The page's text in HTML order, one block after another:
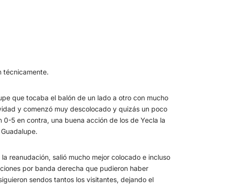
técnicamente.
que tocaba el balón de un lado a otro con mucho
y comenzó muy descolocado y quizás un poco
5 en contra, una buena acción de los de Yecla la
reanudación, salió mucho mejor colocado e incluso
por banda derecha que pudieron haber
sendos tantos los visitantes, dejando el